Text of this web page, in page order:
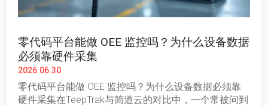
零代码平台能做 OEE 监控吗？为什么设备数据
必须靠硬件采集
2026.06.30
零代码平台能做 OEE 监控吗？为什么设备数据必须靠
硬件采集在TeepTrak与简道云的对比中，一个常被问到